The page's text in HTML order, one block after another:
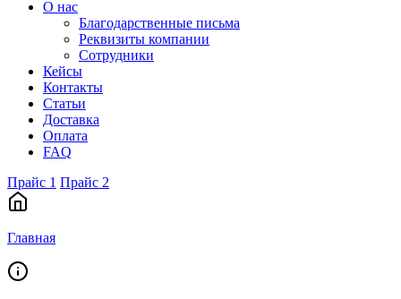
О нас
Благодарственные письма
Реквизиты компании
Сотрудники
Кейсы
Контакты
Статьи
Доставка
Оплата
FAQ
Прайс 1 Прайс 2
Главная